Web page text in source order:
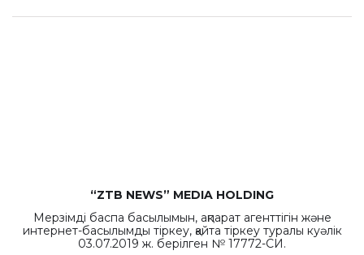
“ZTB NEWS” MEDIA HOLDING
Мерзімді баспа басылымын, ақпарат агенттігін және
интернет-басылымды тіркеу, қайта тіркеу туралы куәлік
03.07.2019 ж. берілген № 17772-СИ.